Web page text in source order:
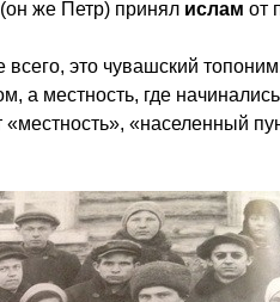
(он же Петр) принял ислам от
всего, это чувашский
а местность, где
«населенный